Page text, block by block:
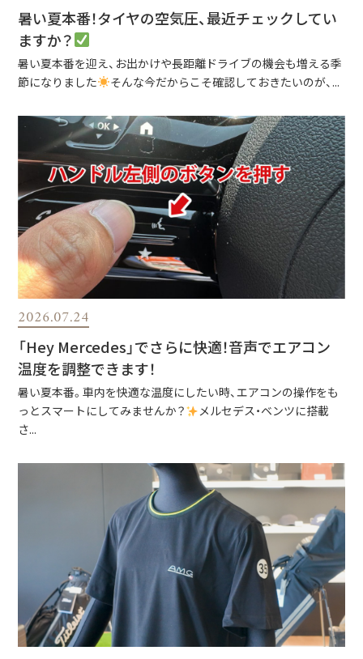
暑い夏本番！タイヤの空気圧、最近チェックしてい
ますか？
暑い夏本番を迎え、お出かけや長距離ドライブの機会も増える季
節になりました
そんな今だからこそ確認しておきたいのが、...
2026.07.24
「Hey Mercedes」でさらに快適！音声でエアコン
温度を調整できます！
暑い夏本番。車内を快適な温度にしたい時、エアコンの操作をも
っとスマートにしてみませんか？
メルセデス・ベンツに搭載
さ...